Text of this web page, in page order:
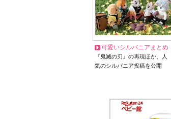
可愛いシルバニアまとめ
『鬼滅の刃』の再現ほか、人
気のシルバニア投稿を公開